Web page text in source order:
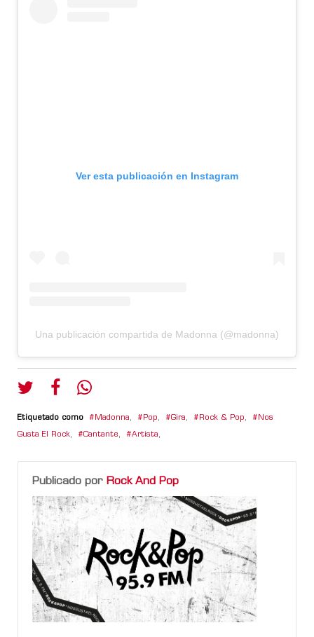
Ver esta publicación en Instagram
Una publicación compartida de Madonna (@madonna)
Etiquetado como Madonna, Pop, Gira, Rock & Pop, Nos
Gusta El Rock, Cantante, Artista,
Publicado por Rock And Pop